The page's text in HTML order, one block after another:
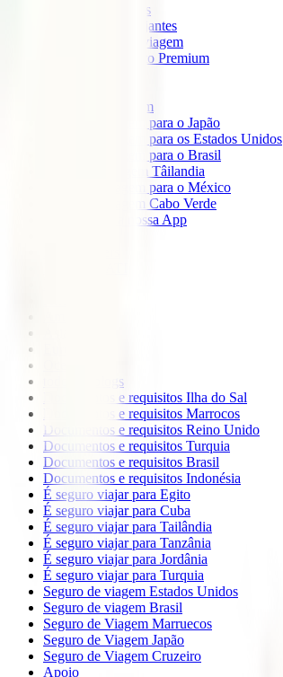
IATI Escapadinhas
IATI Grandes Viajantes
IATI Anual Multiviagem
IATI Cancelamento Premium
Seguros de Viagem
Seguro de viagem para o Japão
Seguro de viagem para os Estados Unidos
Seguro de viagem para o Brasil
Seguro de Viagem Tâilandia
Seguro de viagem para o México
Seguro de viagem Cabo Verde
Descarregue a nossa App
todos os blogs
Documentos e requisitos Ilha do Sal
Documentos e requisitos Marrocos
Documentos e requisitos Reino Unido
Documentos e requisitos Turquia
Documentos e requisitos Brasil
Documentos e requisitos Indonésia
É seguro viajar para Egito
É seguro viajar para Cuba
É seguro viajar para Tailândia
É seguro viajar para Tanzânia
É seguro viajar para Jordânia
É seguro viajar para Turquia
Seguro de viagem Estados Unidos
Seguro de viagem Brasil
Seguro de Viagem Marruecos
Seguro de Viagem Japão
Seguro de Viagem Cruzeiro
Apoio